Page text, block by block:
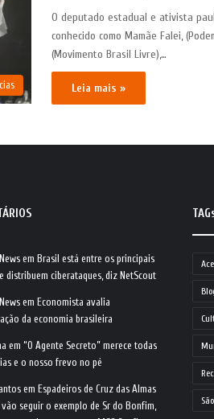
O deputado estadual e ativista
conhecido como Mamãe Falei,
(Movimento Brasil Livre),…
Leia mais »
em Brasil está entre os principais
distribuem ciberataques, diz NetScout
em Economista avalia
da economia brasileira
em“O Agente Secreto” merece todas
e o nosso frevo no pé
em Espadeiros de Cruz das Almas
seguir o exemplo de Sr do Bonfim,